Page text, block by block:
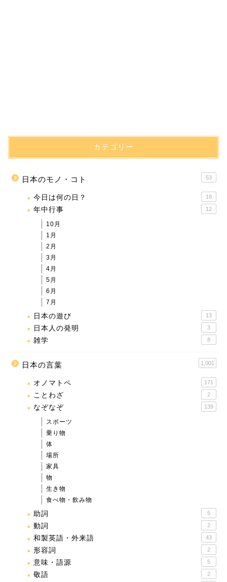
カテゴリー
日本のモノ・コト 53
今日は何の日？ 18
年中行事 12
10月
1月
2月
3月
4月
5月
6月
7月
日本の遊び 13
日本人の発明 3
雑学 8
日本の言葉 1,001
オノマトペ 171
ことわざ 2
なぞなぞ 139
スポーツ
乗り物
体
場所
家具
物
生き物
食べ物・飲み物
助詞 5
動詞 2
和製英語・外来語 43
形容詞 2
意味・語源 5
敬語 2